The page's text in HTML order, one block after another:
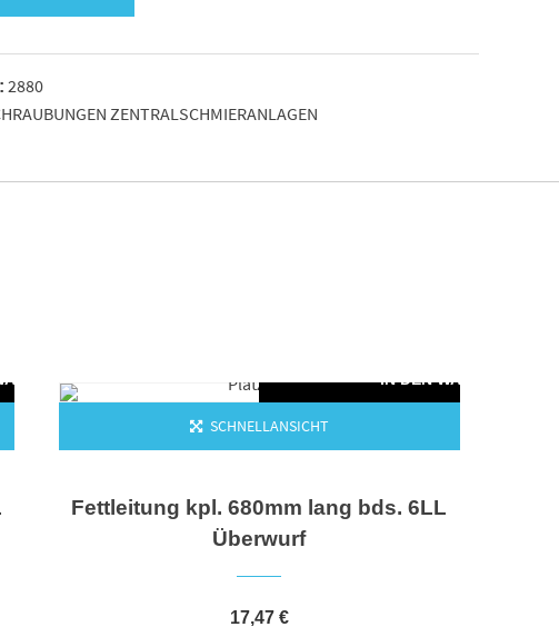
2880
ZENTRALSCHMIERANLAGEN
IN DEN WARENKORB
SCHNELLANSICHT
Fettleitung kpl. 680mm lang bds. 6LL
Überwurf
17,47 €